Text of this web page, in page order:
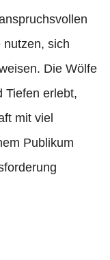
sich
Die Wölfe
Tiefen erlebt,
mit viel
Publikum